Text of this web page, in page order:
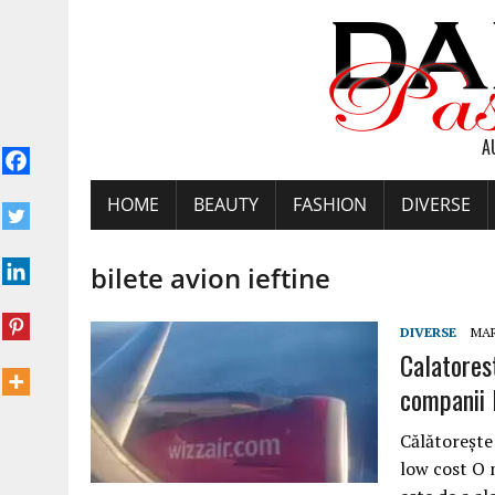
HOME BEAUTY FASHION DIVERSE
bilete avion ieftine
DIVERSE
low cost O